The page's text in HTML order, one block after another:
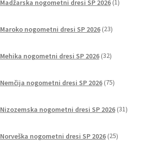
Madžarska nogometni dresi SP 2026 1izdelek
Maroko nogometni dresi SP 2026 23izdelkov
Mehika nogometni dresi SP 2026 32izdelkov
Nemčija nogometni dresi SP 2026 75izdelkov
Nizozemska nogometni dresi SP 2026 31izdelkov
Norveška nogometni dresi SP 2026 25izdelkov